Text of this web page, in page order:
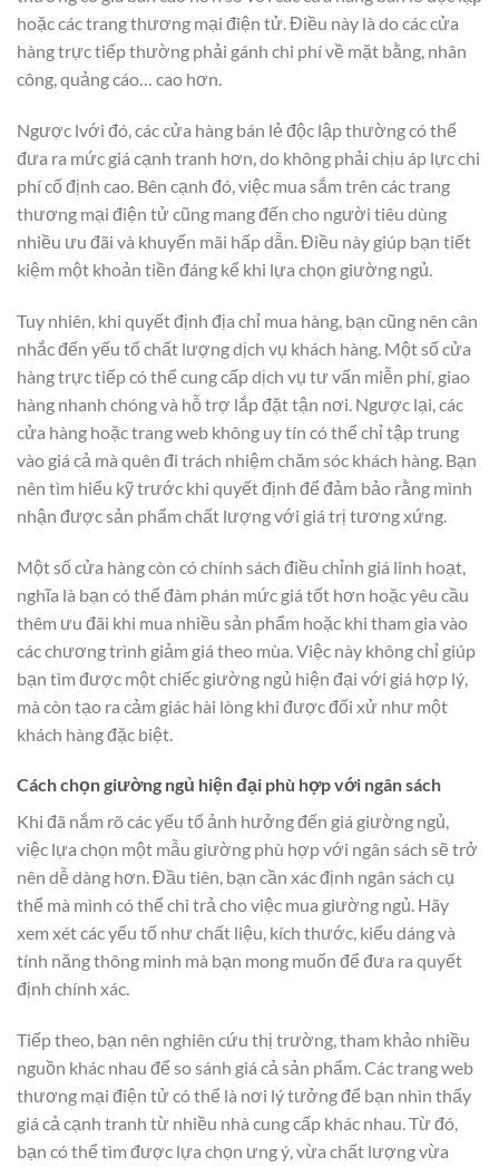
hoặc các trang thương mại điện tử. Điều này là do các cửa
hàng trực tiếp thường phải gánh chi phí về mặt bằng, nhân
công, quảng cáo… cao hơn.
Ngược lvới đó, các cửa hàng bán lẻ độc lập thường có thể
đưa ra mức giá cạnh tranh hơn, do không phải chịu áp lực chi
phí cố định cao. Bên cạnh đó, việc mua sắm trên các trang
thương mại điện tử cũng mang đến cho người tiêu dùng
nhiều ưu đãi và khuyến mãi hấp dẫn. Điều này giúp bạn tiết
kiệm một khoản tiền đáng kể khi lựa chọn giường ngủ.
Tuy nhiên, khi quyết định địa chỉ mua hàng, bạn cũng nên cân
nhắc đến yếu tố chất lượng dịch vụ khách hàng. Một số cửa
hàng trực tiếp có thể cung cấp dịch vụ tư vấn miễn phí, giao
hàng nhanh chóng và hỗ trợ lắp đặt tận nơi. Ngược lại, các
cửa hàng hoặc trang web không uy tín có thể chỉ tập trung
vào giá cả mà quên đi trách nhiệm chăm sóc khách hàng. Bạn
nên tìm hiểu kỹ trước khi quyết định để đảm bảo rằng mình
nhận được sản phẩm chất lượng với giá trị tương xứng.
Một số cửa hàng còn có chính sách điều chỉnh giá linh hoạt,
nghĩa là bạn có thể đàm phán mức giá tốt hơn hoặc yêu cầu
thêm ưu đãi khi mua nhiều sản phẩm hoặc khi tham gia vào
các chương trình giảm giá theo mùa. Việc này không chỉ giúp
bạn tìm được một chiếc giường ngủ hiện đại với giá hợp lý,
mà còn tạo ra cảm giác hài lòng khi được đối xử như một
khách hàng đặc biệt.
Cách chọn giường ngủ hiện đại phù hợp với ngân sách
Khi đã nắm rõ các yếu tố ảnh hưởng đến giá giường ngủ,
việc lựa chọn một mẫu giường phù hợp với ngân sách sẽ trở
nên dễ dàng hơn. Đầu tiên, bạn cần xác định ngân sách cụ
thể mà mình có thể chi trả cho việc mua giường ngủ. Hãy
xem xét các yếu tố như chất liệu, kích thước, kiểu dáng và
tính năng thông minh mà bạn mong muốn để đưa ra quyết
định chính xác.
Tiếp theo, bạn nên nghiên cứu thị trường, tham khảo nhiều
nguồn khác nhau để so sánh giá cả sản phẩm. Các trang web
thương mại điện tử có thể là nơi lý tưởng để bạn nhìn thấy
giá cả cạnh tranh từ nhiều nhà cung cấp khác nhau. Từ đó,
bạn có thể tìm được lựa chọn ưng ý, vừa chất lượng vừa